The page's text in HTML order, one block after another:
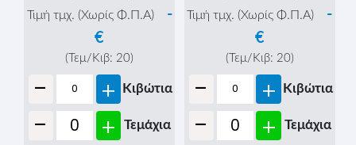
Τιμή τμχ. (Χωρίς Φ.Π.Α)
-
€
(Τεμ/Κιβ: 20)
- + Κιβώτια
- + Τεμάχια
Τιμή τμχ. (Χωρίς Φ.Π.Α)
-
€
(Τεμ/Κιβ: 20)
- + Κιβώτια
- + Τεμάχια